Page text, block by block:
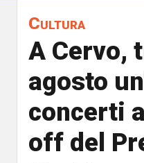
Cultura
A Cervo,
agosto
concerti
off del